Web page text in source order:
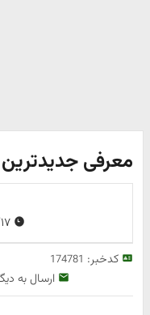
معرفی جدیدترین
۱۴۰۵/۰۳/۱۷ ۱۴:۳۸:۰۴
کدخبر: 174781
ارسال به